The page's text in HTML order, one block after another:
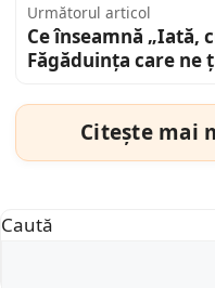
Următorul articol
Ce înseamnă „Iată,
Făgăduința care ne
Citește mai
Caută